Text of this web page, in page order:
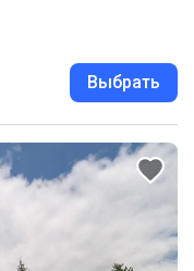
Выбрать